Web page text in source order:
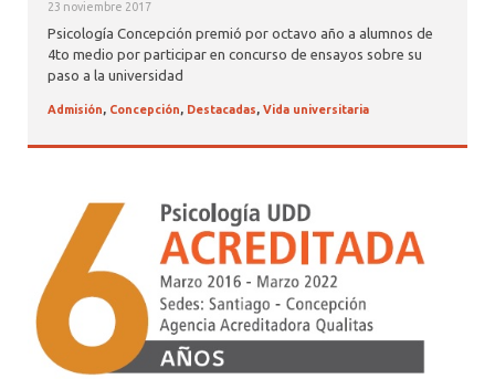
23 noviembre 2017
Psicología Concepción premió por octavo año a alumnos de
4to medio por participar en concurso de ensayos sobre su
paso a la universidad
Admisión, Concepción, Destacadas, Vida universitaria